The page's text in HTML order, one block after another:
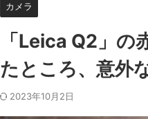
カメラ
「Leica Q2」
たところ、意外
2023年10月2日